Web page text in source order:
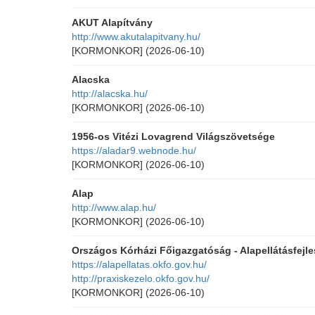
AKUT Alapítvány
http://www.akutalapitvany.hu/
[KORMONKOR] (2026-06-10)
Alacska
http://alacska.hu/
[KORMONKOR] (2026-06-10)
1956-os Vitézi Lovagrend Világszövetsége
https://aladar9.webnode.hu/
[KORMONKOR] (2026-06-10)
Alap
http://www.alap.hu/
[KORMONKOR] (2026-06-10)
Országos Kórházi Főigazgatóság -
https://alapellatas.okfo.gov.hu/
http://praxiskezelo.okfo.gov.hu/
[KORMONKOR] (2026-06-10)